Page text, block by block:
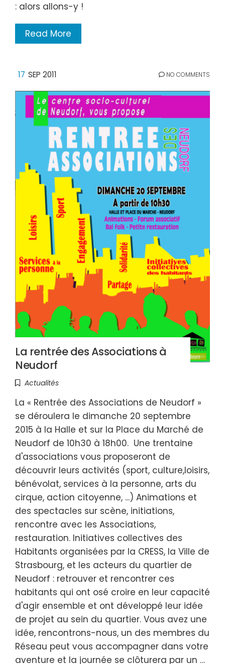
: alors allons-y !
Read More
17 SEP 2011 NO COMMENTS
La rentrée des Associations à
Neudorf
Actualités
La « Rentrée des Associations de Neudorf »
se déroulera le dimanche 20 septembre
2015 à la Halle et sur la Place du Marché de
Neudorf de 10h30 à 18h00. Une trentaine
d'associations vous proposeront de
découvrir leurs activités (sport, culture,loisirs,
bénévolat, services à la personne, arts du
cirque, action citoyenne, ...) Animations et
des spectacles sur scène, initiations,
rencontre avec les Associations,
restauration. Initiatives collectives des
Habitants organisées par la CRESS, la Ville de
Strasbourg, et les acteurs du quartier de
Neudorf : retrouver et rencontrer ces
habitants qui ont osé croire en leur capacité
d'agir ensemble et ont développé leur idée
de projet au sein du quartier. Vous avez une
idée, rencontrons-nous, un des membres du
Réseau peut vous accompagner dans votre
aventure et la journée se clôturera par un …